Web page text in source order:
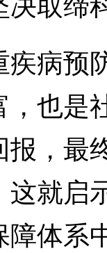
病预
也是
报，最
就启
体系